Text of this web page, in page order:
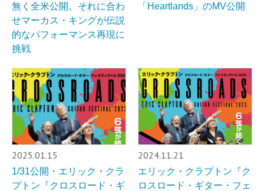
無く全米公開。それに合わ
せマーカス・キングが伝説
的なパフォーマンス再現に
挑戦
「Heartlands」のMV公開
2025.01.15
1/31公開・エリック・クラ
プトン『クロスロード・ギ
2024.11.21
エリック・クラプトン『ク
ロスロード・ギター・フェ